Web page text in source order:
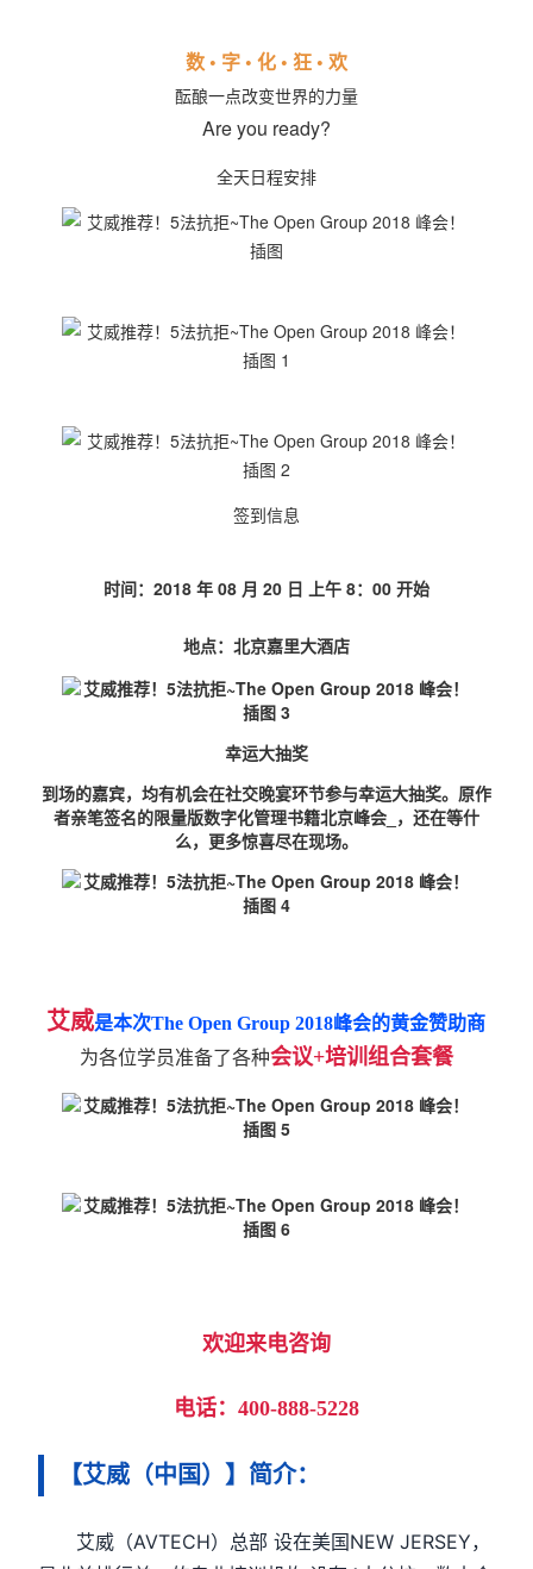
数• 字• 化 • 狂 • 欢
酝酿一点改变世界的力量
Are you ready?
全天日程安排
签到信息
时间：2018 年 08 月 20 日 上午 8：00 开始
地点：北京嘉里大酒店
幸运大抽奖
到场的嘉宾，均有机会在社交晚宴环节参与幸运大抽奖。原作
者亲笔签名的限量版数字化管理书籍北京峰会_，还在等什
么，更多惊喜尽在现场。
艾威是本次The Open Group 2018峰会的黄金赞助商
为各位学员准备了各种会议+培训组合套餐
欢迎来电咨询
电话：400-888-5228
【艾威（中国）】简介：
艾威（AVTECH）总部 设在美国NEW JERSEY，